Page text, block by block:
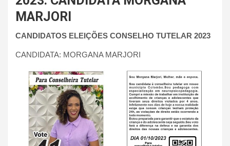
MARJORI
CANDIDATOS ELEIÇÕES CONSELHO TUTELAR 2023
CANDIDATA: MORGANA MARJORI